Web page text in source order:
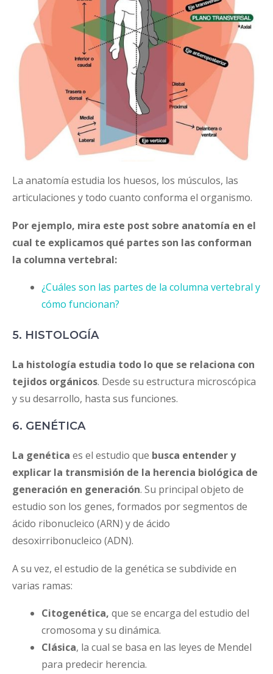
La anatomía estudia los huesos, los músculos, las
articulaciones y todo cuanto conforma el organismo.
Por ejemplo, mira este post sobre anatomía en el
cual te explicamos qué partes son las conforman
la columna vertebral:
¿Cuáles son las partes de la columna vertebral y
cómo funcionan?
5. HISTOLOGÍA
La histología estudia todo lo que se relaciona con
tejidos orgánicos. Desde su estructura microscópica
y su desarrollo, hasta sus funciones.
6. GENÉTICA
La genética es el estudio que busca entender y
explicar la transmisión de la herencia biológica de
generación en generación. Su principal objeto de
estudio son los genes, formados por segmentos de
ácido ribonucleico (ARN) y de ácido
desoxirribonucleico (ADN).
A su vez, el estudio de la genética se subdivide en
varias ramas:
Citogenética, que se encarga del estudio del
cromosoma y su dinámica.
Clásica, la cual se basa en las leyes de Mendel
para predecir herencia.